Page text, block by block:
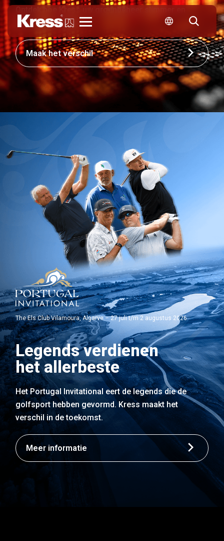
efficiënter maakt.
Maak het verschil
The Els Club Vilamoura, Algarve – 27 juli t/m 2 augustus 2026
Legends verdienen
het allerbeste
Het Portugal Invitational eert de legends die de
golfsport hebben gevormd. Kress maakt het
verschil in de toekomst.
Meer informatie